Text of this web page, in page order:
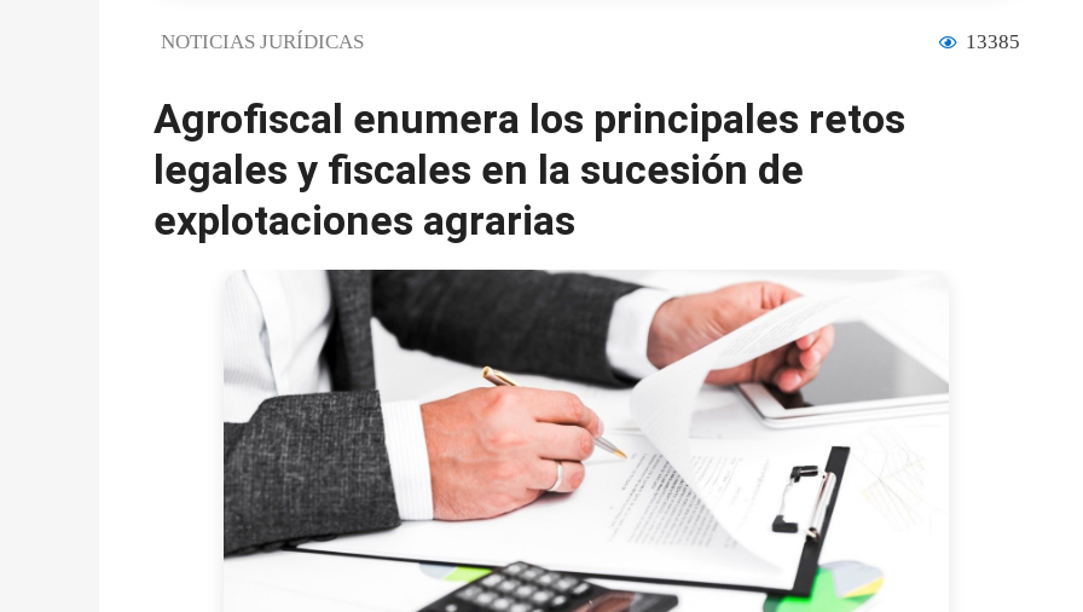
NOTICIAS JURÍDICAS 13385
Agrofiscal enumera los principales retos
legales y fiscales en la sucesión de
explotaciones agrarias